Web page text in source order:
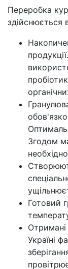
Переробка
здійснюється
Згодом
Готовий
Отримані
Україні